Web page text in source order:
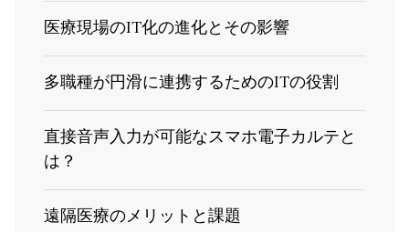
医療現場のIT化の進化とその影響
多職種が円滑に連携するためのITの役割
直接音声入力が可能なスマホ電子カルテと
は？
遠隔医療のメリットと課題